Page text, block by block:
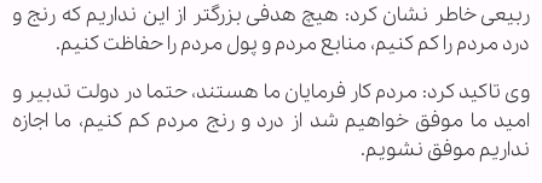
ربیعی خاطر نشان کرد: هیچ هدفی بزرگتر از این نداریم که رنج و
درد مردم را کم کنیم، منابع مردم و پول مردم را حفاظت کنیم.
وی تاکید کرد: مردم کار فرمایان ما هستند، حتما در دولت تدبیر و
امید ما موفق خواهیم شد از درد و رنج مردم کم کنیم، ما اجازه
نداریم موفق نشویم.